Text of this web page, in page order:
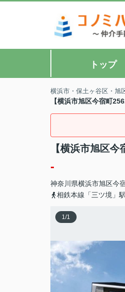
トップ
横浜市・保土ヶ谷区・旭
【横浜市旭区今宿町
【横浜市旭区
-
神奈川県横浜市旭区今
相鉄本線「三ツ境」
1/1